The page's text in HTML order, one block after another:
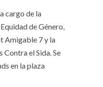
cargo de la
de Género,
Amigable 7 y la
el Sida. Se
en la plaza